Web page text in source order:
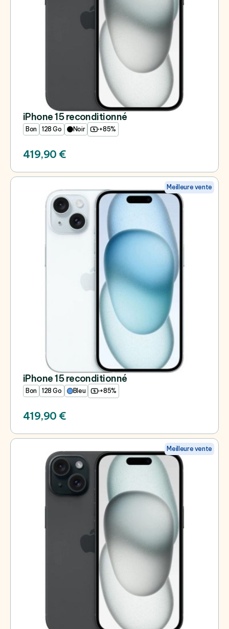
iPhone 15 reconditionné
128 Go
Bon Noir +85%
419,90 €
Meilleure vente
iPhone 15 reconditionné
128 Go
Bon Bleu +85%
419,90 €
Meilleure vente